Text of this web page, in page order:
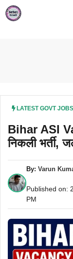
Skip
LATEST GOVT
Bihar ASI
निकली भर्ती,
By: Varun
Published on:
PM